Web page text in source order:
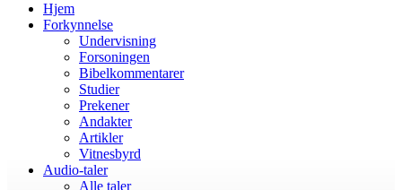
Hjem
Forkynnelse
Undervisning
Forsoningen
Bibelkommentarer
Studier
Prekener
Andakter
Artikler
Vitnesbyrd
Audio-taler
Alle taler